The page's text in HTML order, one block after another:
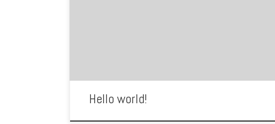
Hello world!